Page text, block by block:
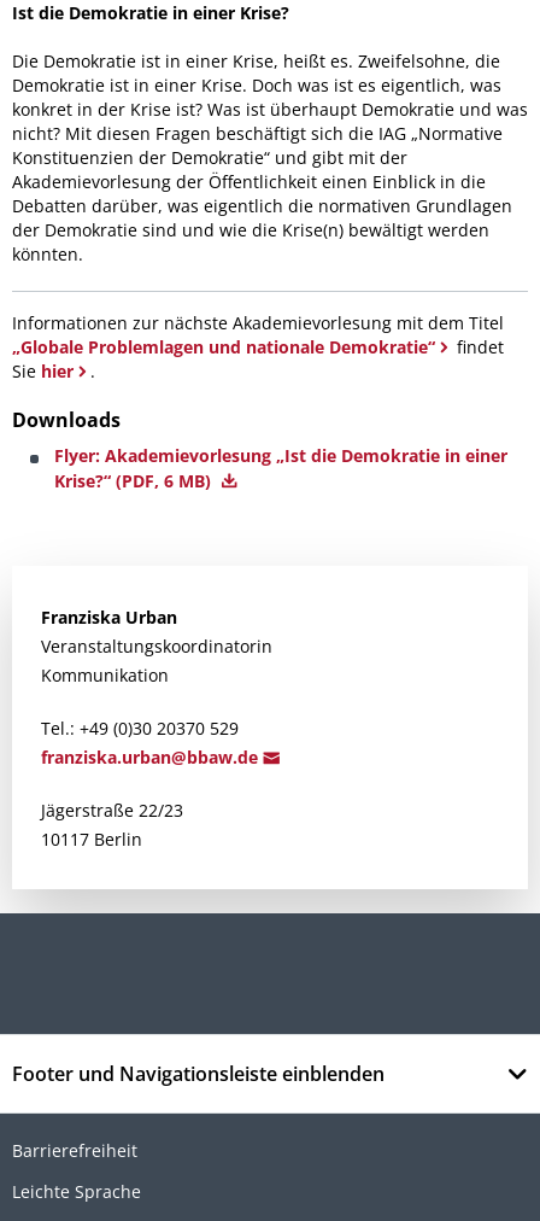
Ist die Demokratie in einer Krise?
Die Demokratie ist in einer Krise, heißt es. Zweifelsohne, die
Demokratie ist in einer Krise. Doch was ist es eigentlich, was
konkret in der Krise ist? Was ist überhaupt Demokratie und was
nicht? Mit diesen Fragen beschäftigt sich die IAG „Normative
Konstituenzien der Demokratie“ und gibt mit der
Akademievorlesung der Öffentlichkeit einen Einblick in die
Debatten darüber, was eigentlich die normativen Grundlagen
der Demokratie sind und wie die Krise(n) bewältigt werden
könnten.
Informationen zur nächste Akademievorlesung mit dem Titel
„Globale Problemlagen und nationale Demokratie“
findet
Sie hier .
Downloads
Flyer: Akademievorlesung „Ist die Demokratie in einer
Krise?“ (PDF, 6 MB)
Franziska Urban
Veranstaltungskoordinatorin
Kommunikation
Tel.: +49 (0)30 20370 529
franziska.urban@bbaw.de
Jägerstraße 22/23
10117 Berlin
Footer und Navigationsleiste einblenden
Barrierefreiheit
Leichte Sprache